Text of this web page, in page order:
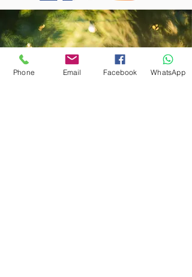
Phone Email Facebook WhatsApp